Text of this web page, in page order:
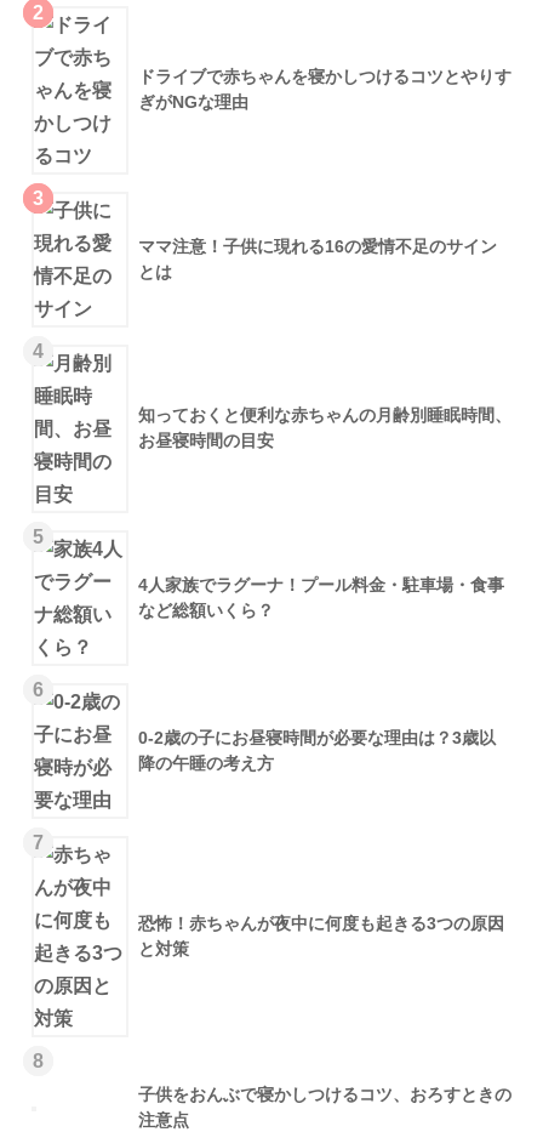
2
ドライブで赤ちゃんを寝かしつけるコツとやりす
ぎがNGな理由
3
ママ注意！子供に現れる16の愛情不足のサイン
とは
4
知っておくと便利な赤ちゃんの月齢別睡眠時間、
お昼寝時間の目安
5
4人家族でラグーナ！プール料金・駐車場・食事
など総額いくら？
6
0-2歳の子にお昼寝時間が必要な理由は？3歳以
降の午睡の考え方
7
恐怖！赤ちゃんが夜中に何度も起きる3つの原因
と対策
8
子供をおんぶで寝かしつけるコツ、おろすときの
注意点